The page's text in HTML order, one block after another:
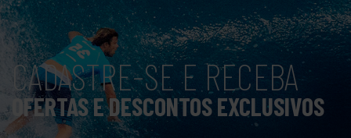
CADASTRE-SE E RECEBA
OFERTAS E DESCONTOS EXCLUSIVOS